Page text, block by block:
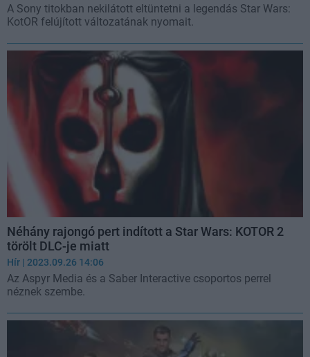
A Sony titokban nekilátott eltüntetni a legendás Star Wars:
KotOR felújított változatának nyomait.
Néhány rajongó pert indított a Star Wars: KOTOR 2
törölt DLC-je miatt
Hír | 2023.09.26 14:06
Az Aspyr Media és a Saber Interactive csoportos perrel
néznek szembe.